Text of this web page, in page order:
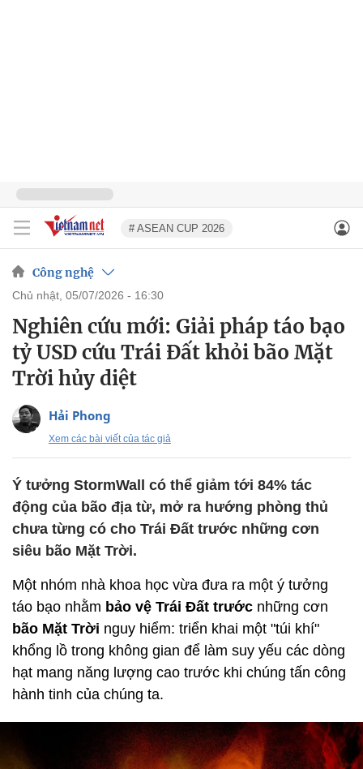
# ASEAN CUP 2026
Công nghệ
chủ nhật, 05/07/2026 - 16:30
Nghiên cứu mới: Giải pháp táo bạo
tỷ USD cứu Trái Đất khỏi bão Mặt
Trời hủy diệt
Hải Phong
Xem các bài viết của tác giả
Ý tưởng StormWall có thể giảm tới 84% tác
động của bão địa từ, mở ra hướng phòng thủ
chưa từng có cho Trái Đất trước những cơn
siêu bão Mặt Trời.
Một nhóm nhà khoa học vừa đưa ra một ý tưởng
táo bạo nhằm bảo vệ Trái Đất trước những cơn
bão Mặt Trời nguy hiểm: triển khai một "túi khí"
khổng lồ trong không gian để làm suy yếu các dòng
hạt mang năng lượng cao trước khi chúng tấn công
hành tinh của chúng ta.